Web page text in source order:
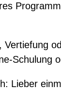
Vertiefung
Schulung
Lieber